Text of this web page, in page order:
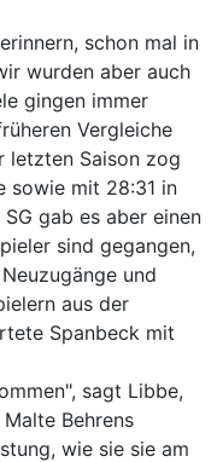
schon mal in
wurden aber auch
gingen immer
Vergleiche
letzten Saison zog
sowie mit 28:31 in
gab es aber einen
sind gegangen,
und
aus der
Spanbeck mit
sagt Libbe,
Behrens
wie sie sie am